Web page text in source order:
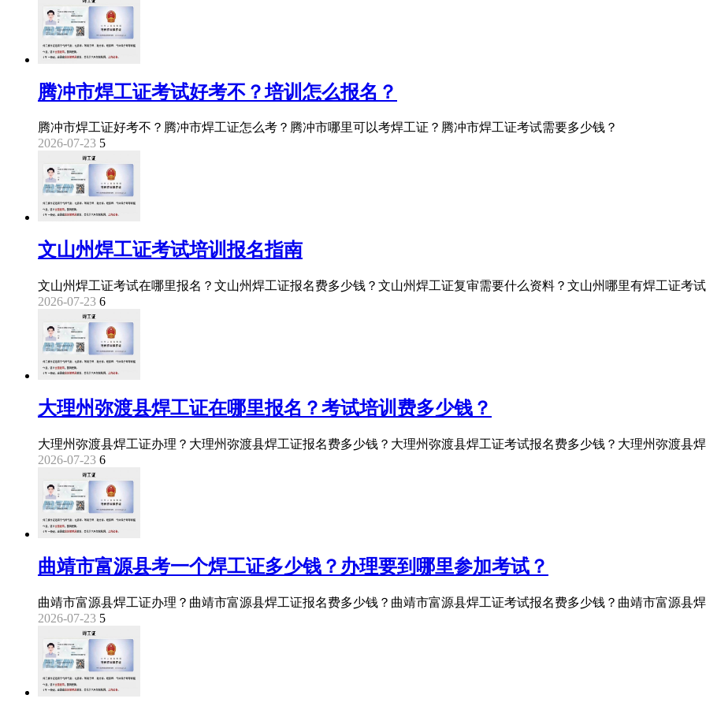
腾冲市焊工证考试好考不？培训怎么报名？
腾冲市焊工证好考不？腾冲市焊工证怎么考？腾冲市哪里可以考焊工证？腾冲市焊工证考试需要多少钱？
2026-07-23 5
文山州焊工证考试培训报名指南
文山州焊工证考试在哪里报名？文山州焊工证报名费多少钱？文山州焊工证复审需要什么资料？文山州哪里有焊工证考
2026-07-23 6
大理州弥渡县焊工证在哪里报名？考试培训费多少钱？
大理州弥渡县焊工证办理？大理州弥渡县焊工证报名费多少钱？大理州弥渡县焊工证考试报名费多少钱？大理州弥渡县
2026-07-23 6
曲靖市富源县考一个焊工证多少钱？办理要到哪里参加考试？
曲靖市富源县焊工证办理？曲靖市富源县焊工证报名费多少钱？曲靖市富源县焊工证考试报名费多少钱？曲靖市富源县
2026-07-23 5